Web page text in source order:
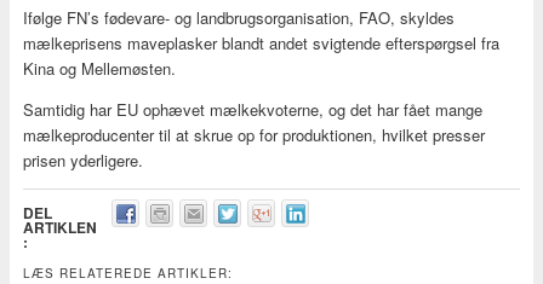
Ifølge FN’s fødevare- og landbrugsorganisation, FAO, skyldes
mælkeprisens maveplasker blandt andet svigtende efterspørgsel fra
Kina og Mellemøsten.
Samtidig har EU ophævet mælkekvoterne, og det har fået mange
mælkeproducenter til at skrue op for produktionen, hvilket presser
prisen yderligere.
DEL
ARTIKLEN
:
LÆS RELATEREDE ARTIKLER: